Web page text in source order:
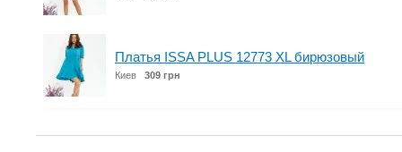
Платья ISSA PLUS 12773 XL бирюзовый
Киев 309 грн